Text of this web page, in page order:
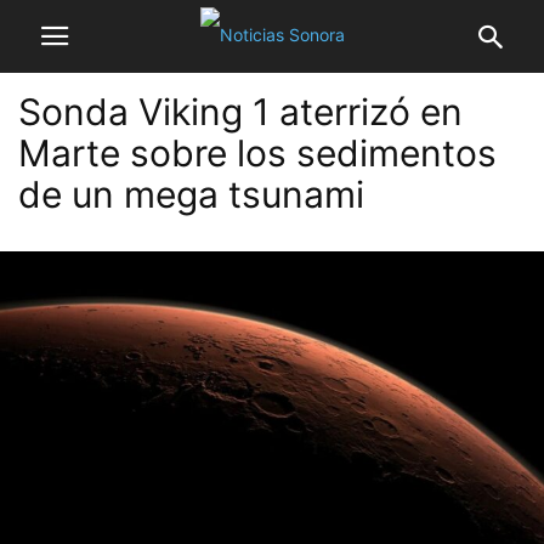
Sonda Viking 1 aterrizó en
Marte sobre los sedimentos
de un mega tsunami